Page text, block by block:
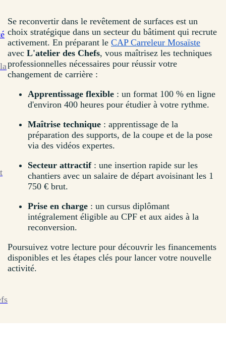
Se reconvertir dans le revêtement de surfaces est un
choix stratégique dans un secteur du bâtiment qui recrute
activement. En préparant le CAP Carreleur Mosaïste
avec L'atelier des Chefs, vous maîtrisez les techniques
professionnelles nécessaires pour réussir votre
changement de carrière :
Apprentissage flexible : un format 100 % en ligne
d'environ 400 heures pour étudier à votre rythme.
Maîtrise technique : apprentissage de la
préparation des supports, de la coupe et de la pose
via des vidéos expertes.
Secteur attractif: une insertion rapide sur les
chantiers avec un salaire de départ avoisinant les 1
750 € brut.
Prise en charge : un cursus diplômant
intégralement éligible au CPF et aux aides à la
reconversion.
Poursuivez votre lecture pour découvrir les financements
disponibles et les étapes clés pour lancer votre nouvelle
activité.